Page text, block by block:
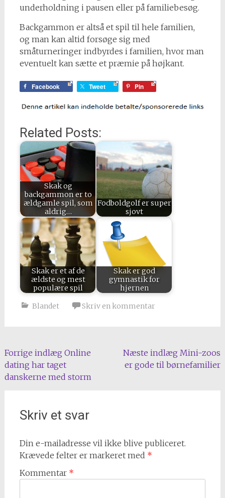
underholdning i pausen eller på familiebesøg.
Backgammon er altså et spil til hele familien,
og man kan altid forsøge sig med
småturneringer indbyrdes i familien, hvor man
eventuelt kan sætte et præmie på højkant.
Facebook Tweet Pin
Related Posts:
Skak og
backgammon er to
ældgamle spil, som
aldrig…
Fodboldgolf er super
sjovt
Skak er et af de
ældste og mest
populære spil
Skak er god
gymnastik for
hjernen
Blandet Skriv en kommentar
Indlæg
navigation
Forrige indlæg Online
dating har taget
danskerne med storm
Næste indlæg Mini-zoos
er gode til børnefamilier
Skriv et svar
Din e-mailadresse vil ikke blive publiceret.
Krævede felter er markeret med *
Kommentar *